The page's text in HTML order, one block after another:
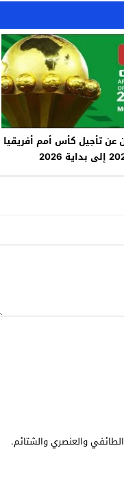
عن تأجيل كأس أمم أفريقيا
2026
والعنصري والشتائم.